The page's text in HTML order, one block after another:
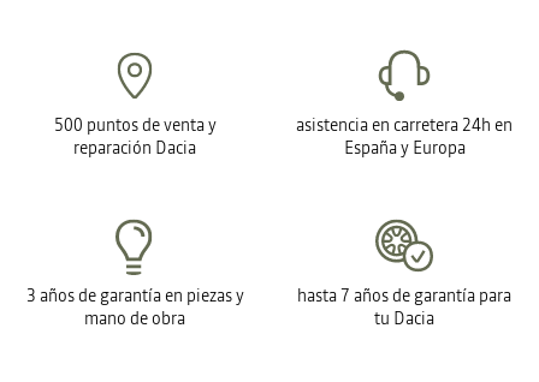
500 puntos de venta y
reparación Dacia
asistencia en carretera 24h en
España y Europa
3 años de garantía en piezas y
mano de obra
hasta 7 años de garantía para
tu Dacia